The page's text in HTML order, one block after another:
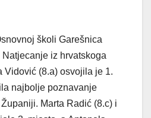
školi Garešnica
iz hrvatskoga
Vidović (8.a) osvojila je 1.
najbolje poznavanje
Marta Radić (8.c) i